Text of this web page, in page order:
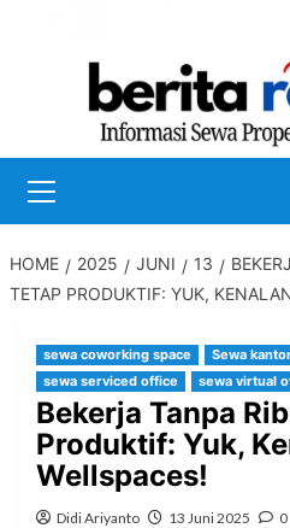
Menu
HOME 2025 JUNI 13
TETAP PRODUKTIF: YUK,
sewa coworking space Sewa
sewa serviced office
sewa virtual
Bekerja Tanpa
Produktif: Yuk,
Wellspaces!
Didi Ariyanto 13 Juni 2025 0